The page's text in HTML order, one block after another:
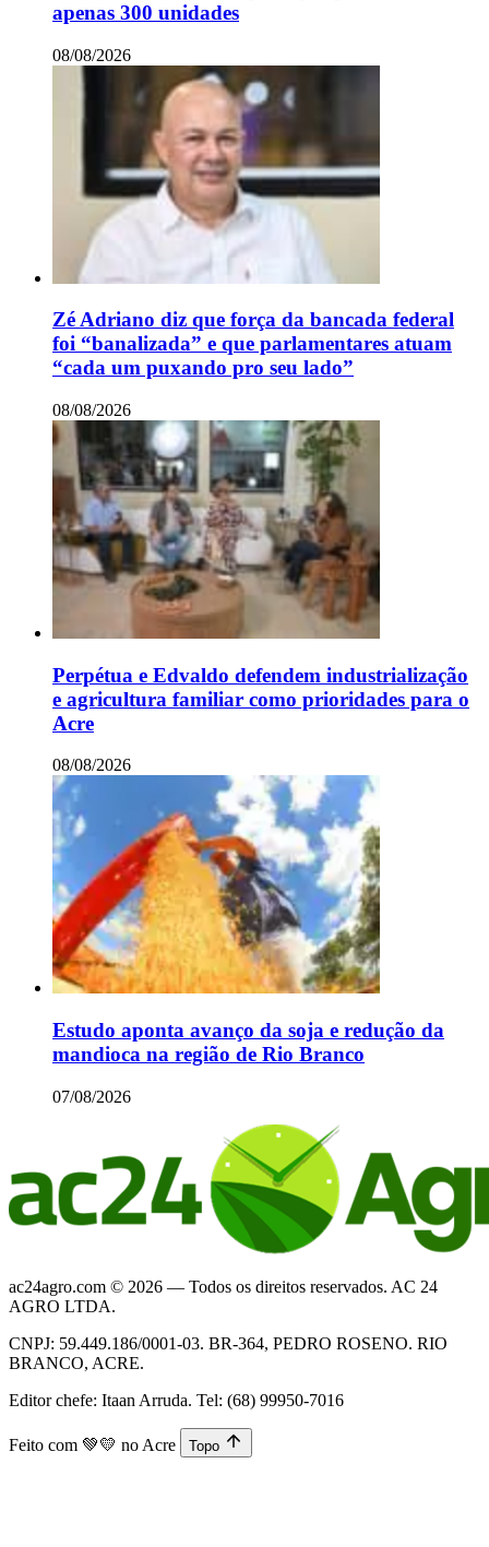
apenas 300 unidades
08/08/2026
Zé Adriano diz que força da bancada federal
foi “banalizada” e que parlamentares atuam
“cada um puxando pro seu lado”
08/08/2026
Perpétua e Edvaldo defendem industrialização
e agricultura familiar como prioridades para o
Acre
08/08/2026
Estudo aponta avanço da soja e redução da
mandioca na região de Rio Branco
07/08/2026
ac24agro.com © 2026 — Todos os direitos reservados. AC 24
AGRO LTDA.
CNPJ: 59.449.186/0001-03. BR-364, PEDRO ROSENO. RIO
BRANCO, ACRE.
Editor chefe: Itaan Arruda. Tel: (68) 99950-7016
Feito com 💚💛 no Acre Topo